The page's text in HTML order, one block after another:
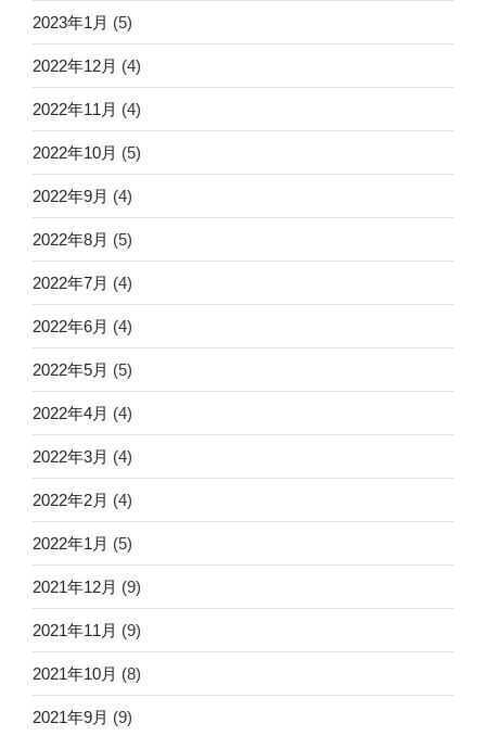
2023年1月 (5)
2022年12月 (4)
2022年11月 (4)
2022年10月 (5)
2022年9月 (4)
2022年8月 (5)
2022年7月 (4)
2022年6月 (4)
2022年5月 (5)
2022年4月 (4)
2022年3月 (4)
2022年2月 (4)
2022年1月 (5)
2021年12月 (9)
2021年11月 (9)
2021年10月 (8)
2021年9月 (9)